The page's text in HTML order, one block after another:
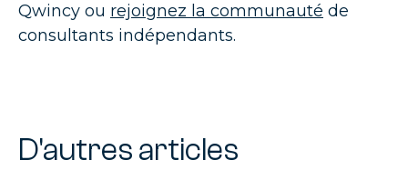
Qwincy ou rejoignez la communauté de
consultants indépendants.
D'autres articles